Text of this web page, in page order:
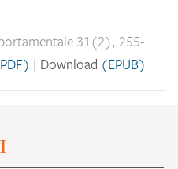
31(2), 255-
Download (EPUB)